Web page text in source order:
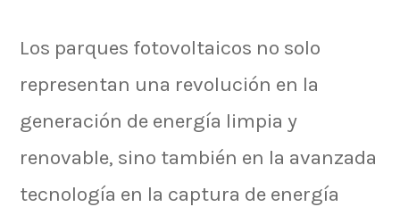
Los parques fotovoltaicos no solo
representan una revolución en la
generación de energía limpia y
renovable, sino también en la avanzada
tecnología en la captura de energía